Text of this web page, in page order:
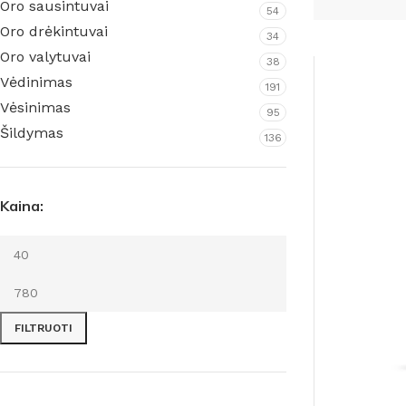
Namams ir biurams
higrometrai
Oro sausintuvai 54
Oro drėkintuvai 34
Oro valytuvai 38
Vėdinimas 191
Vėsinimas 95
Šildymas 136
Kaina:
FILTRUOTI